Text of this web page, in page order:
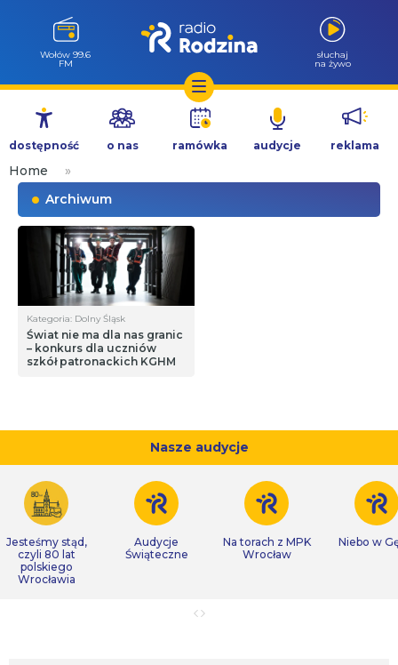
Przejdź
treści
Wołów 99.6
FM
słuchaj
na żywo
dostępność o nas ramówka audycje reklama
Home
»
Archiwum
Kategoria: Dolny Śląsk
Świat nie ma dla nas granic
– konkurs dla uczniów
szkół patronackich KGHM
Nasze audycje
Jesteśmy stąd,
czyli 80 lat
polskiego
Wrocławia
Audycje
Świąteczne
Na torach z MPK
Wrocław
Niebo w